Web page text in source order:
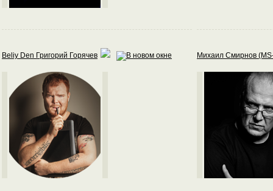
Beliy Den Григорий Горячев Михаил Смирнов